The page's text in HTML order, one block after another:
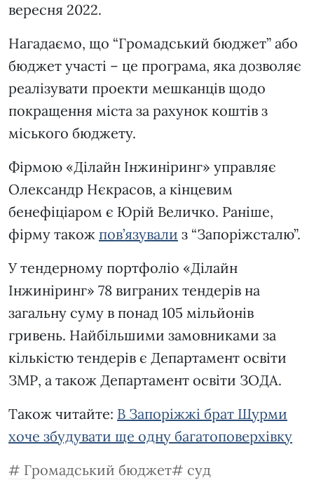
вересня 2022.
Нагадаємо, що “Громадський бюджет” або
бюджет участі – це програма, яка дозволяє
реалізувати проекти мешканців щодо
покращення міста за рахунок коштів з
міського бюджету.
Фірмою «Ділайн Інжиніринг» управляє
Олександр Нєкрасов, а кінцевим
бенефіціаром є Юрій Величко. Раніше,
фірму також пов’язували з “Запоріжсталю”.
У тендерному портфоліо «Ділайн
Інжиніринг» 78 виграних тендерів на
загальну суму в понад 105 мільйонів
гривень. Найбільшими замовниками за
кількістю тендерів є Департамент освіти
ЗМР, а також Департамент освіти ЗОДА.
Також читайте: В Запоріжжі брат Шурми
хоче збудувати ще одну багатоповерхівку
Громадський бюджет
суд